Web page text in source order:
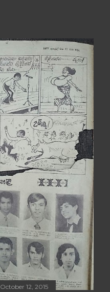
October 12, 2015